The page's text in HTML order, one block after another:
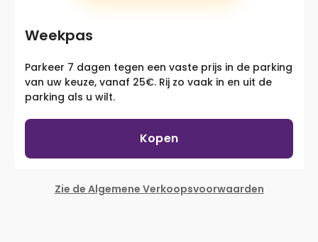
Weekpas
Parkeer 7 dagen tegen een vaste prijs in de parking
van uw keuze, vanaf 25€. Rij zo vaak in en uit de
parking als u wilt.
Kopen
Zie de Algemene Verkoopsvoorwaarden